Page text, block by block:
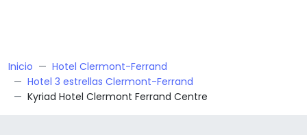
Inicio
Hotel Clermont-Ferrand
Hotel 3 estrellas Clermont-Ferrand
Kyriad Hotel Clermont Ferrand Centre